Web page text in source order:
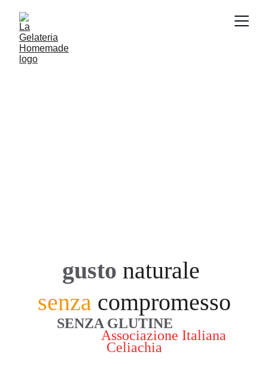
gusto naturale
senza compromesso
SENZA GLUTINE
Associazione Italiana
Celiachia